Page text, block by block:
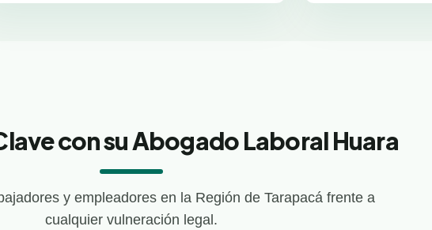
con su Abogado Laboral Huara
y empleadores en la Región de Tarapacá frente a
cualquier vulneración legal.